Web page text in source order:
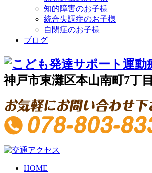
知的障害のお子様
統合失調症のお子様
自閉症のお子様
ブログ
神戸市東灘区本山南町7丁
HOME